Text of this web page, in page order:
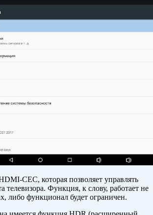
CEC, которая позволяет управлять
телевизора. Функция, к слову, работает не
либо функционал будет ограничен.